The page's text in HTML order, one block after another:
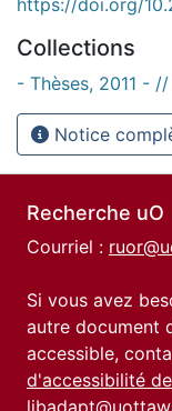
Collections
- Thèses, 2011 -
Notice
Recherche uO
Courriel :
Si vous avez
autre document
accessible,
d'accessibilité